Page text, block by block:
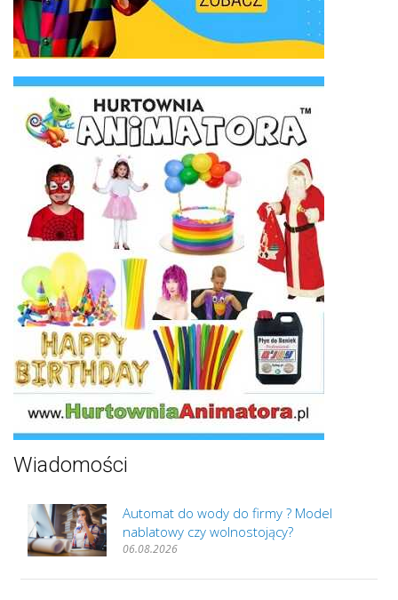
Wiadomości
Automat do wody do firmy ? Model
nablatowy czy wolnostojący?
06.08.2026